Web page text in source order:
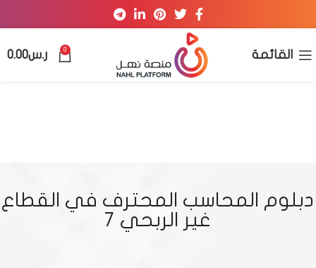
القائمة 0 ر.س0.00
دبلوم المحاسب المحترف في القطاع
غير الربحي 7